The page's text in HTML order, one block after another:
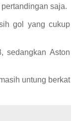
saja.
gol yang cukup
sedangkan Aston
untung berkat